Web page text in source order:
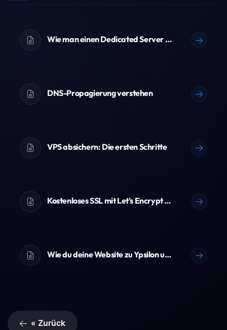
Wie man einen Dedicated Server bestellt
DNS-Propagierung verstehen
VPS absichern: Die ersten Schritte
Kostenloses SSL mit Let's Encrypt einrichten
Wie du deine Website zu Ypsilon umziehst
« Zurück